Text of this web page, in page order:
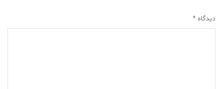
دیدگاه *